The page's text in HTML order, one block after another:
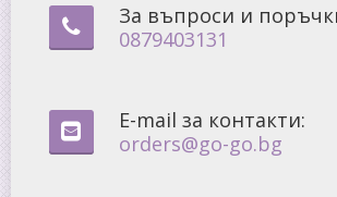
За въпроси и
0879403131
E-mail за контакти:
orders@go-go.bg